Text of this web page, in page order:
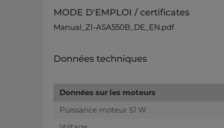
MODE D'EMPLOI / certificates
Manual_ZI-ASA550B_DE_EN.pdf
Données techniques
Données sur les moteurs
Puissance moteur S1 W